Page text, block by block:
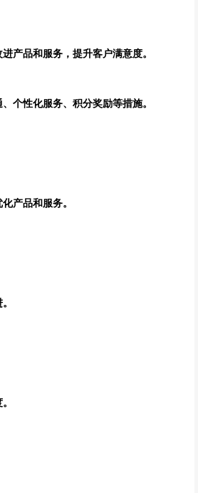
产品和服务，提升客户满意度。
个性化服务、积分奖励等措施。
产品和服务。